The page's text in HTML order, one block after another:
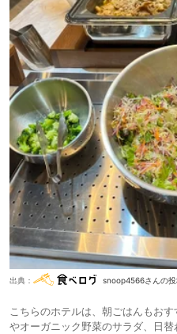
出典： snoop4566さんの
こちらのホテルは、朝ごはんもお
やオーガニック野菜のサラダ、日